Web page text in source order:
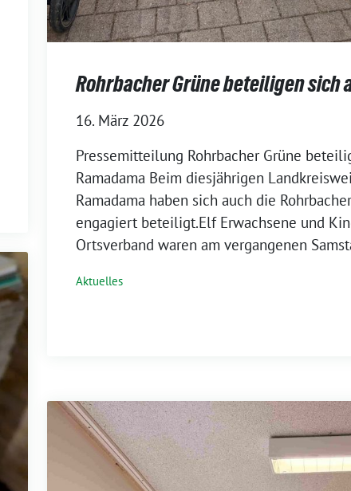
Rohrbacher Grüne beteiligen sich
16. März 2026
Pressemitteilung Rohrbacher Grüne
Ramadama Beim diesjährigen
Ramadama haben sich auch die
engagiert beteiligt.Elf Erwachsene und
Ortsverband waren am vergangenen
Aktuelles